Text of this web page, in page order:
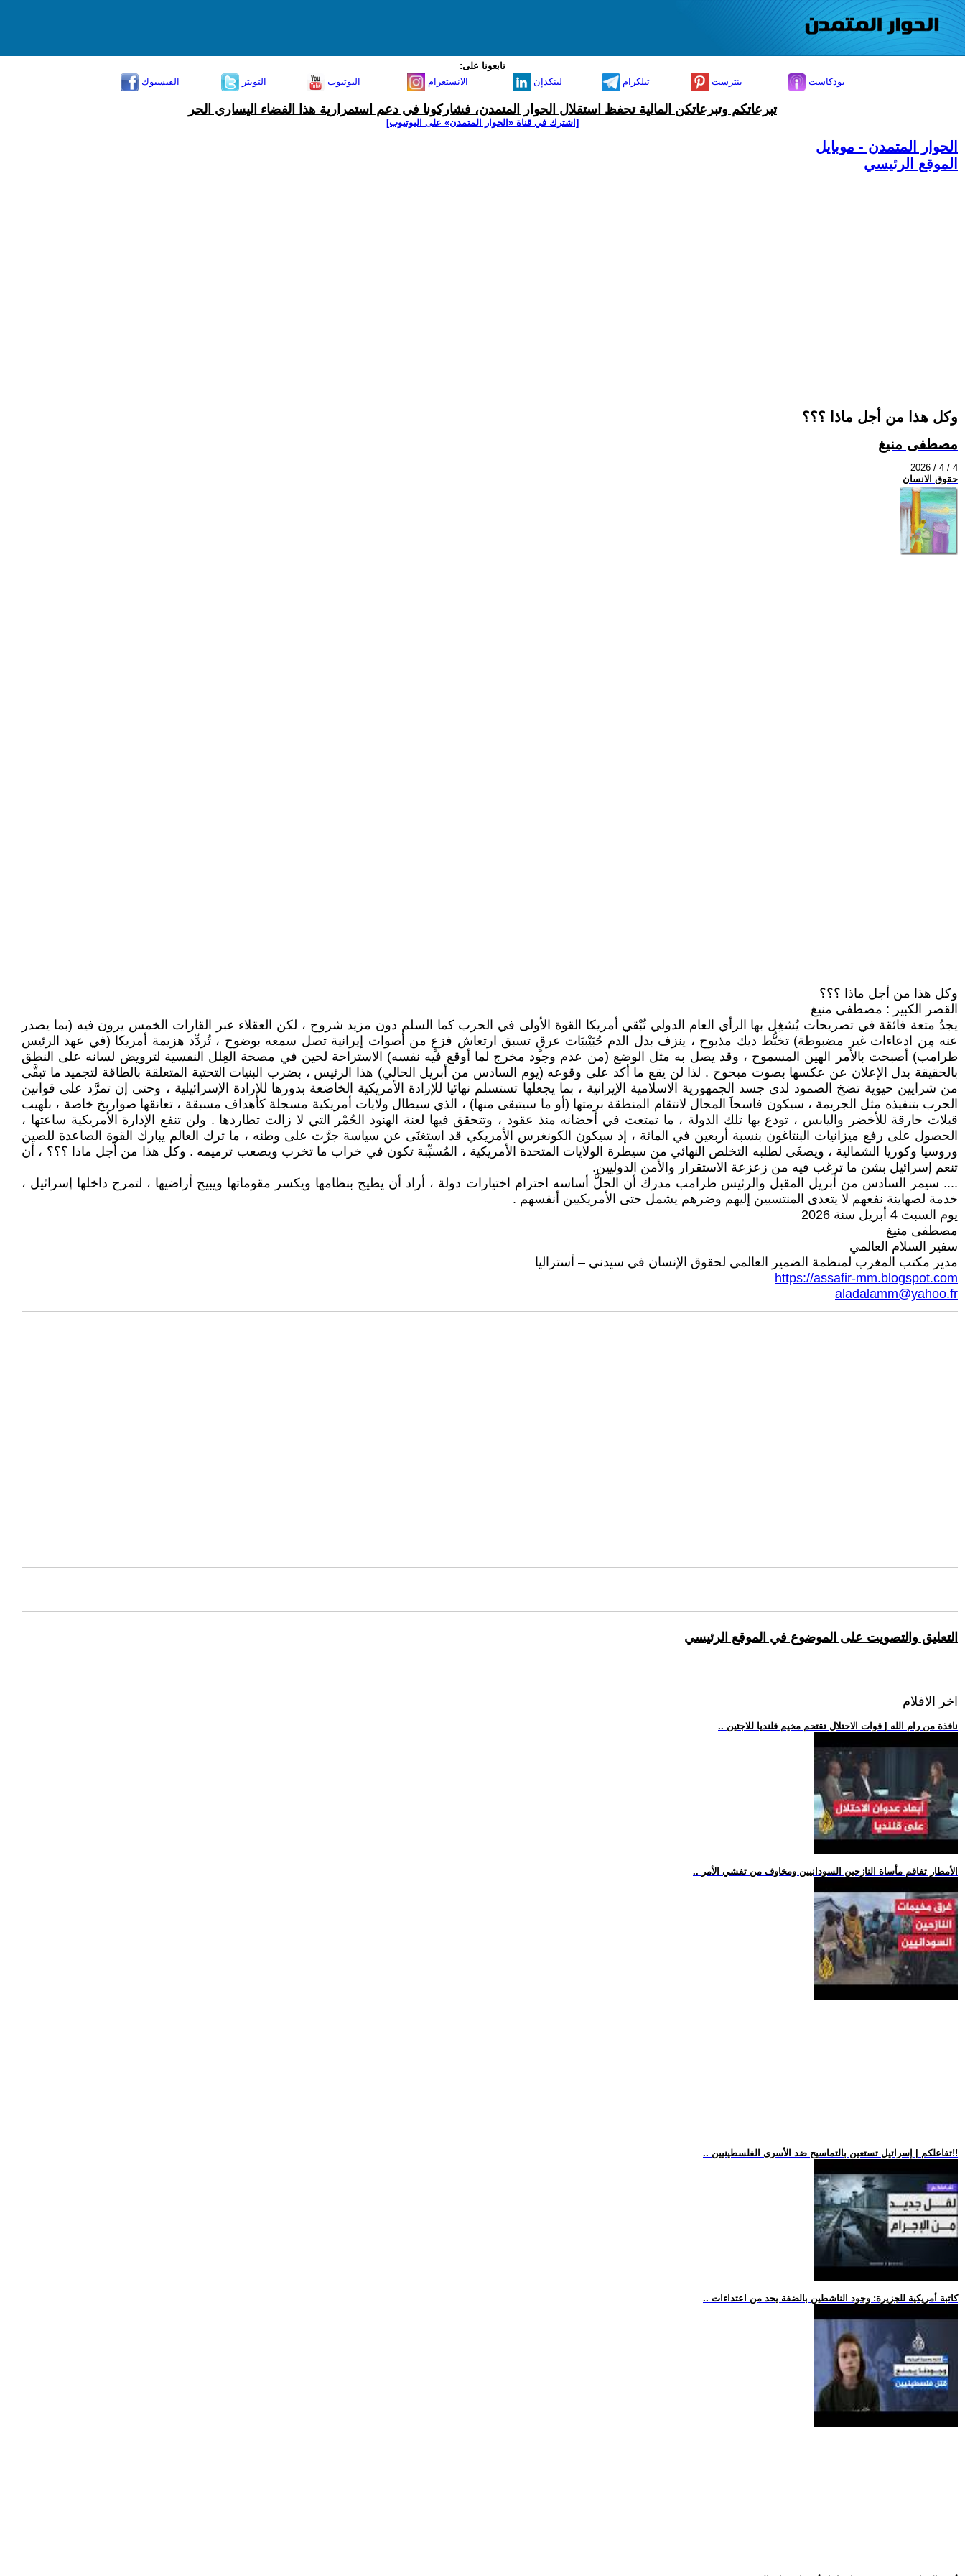
تابعونا على:
الفيسبوك
التويتر اليوتيوب الانستغرام لينكدإن تيلكرام بنترست بودكاست
تبرعاتكم وتبرعاتكن المالية تحفظ استقلال الحوار المتمدن، فشاركونا في دعم استمرارية هذا الفضاء اليساري الحر
[اشترك في قناة ‫«الحوار المتمدن» على اليوتيوب]
الحوار المتمدن - موبايل
الموقع الرئيسي
وكل هذا من أجل ماذا ؟؟؟
مصطفى منيغ
2026 / 4 / 4
حقوق الانسان
وكل هذا من أجل ماذا ؟؟؟
القصر الكبير : مصطفى منيغ
يجدُ متعة فائقة في تصريحات يُشغِل بها الرأي العام الدولي تُبْقي أمريكا القوة الأولى في الحرب كما السلم دون مزيد شروح ، لكن العقلاء عبر القارات الخمس يرون فيه (بما يصدر
عنه مِن ادعاءات غير مضبوطة) تخبُّط ديك مذبوح ، ينزف بدل الدم حُبَيْببَات عرقٍ تسبق ارتعاش فزعٍ من أصوات إيرانية تصل سمعه بوضوح ، تُردِّد هزيمة أمريكا (في عهد الرئيس
طرامب) أصبحت بالأمر الهين المسموح ، وقد يصل به مثل الوضع (من عدم وجود مخرج لما أوقع فيه نفسه) الاستراحة لحين في مصحة العِلل النفسية لترويض لسانه على النطق
بالحقيقة بدل الإعلان عن عكسها بصوت مبحوح . لذا لن يقع ما أكد على وقوعه (يوم السادس من أبريل الحالي) هذا الرئيس ، بضرب البنيات التحتية المتعلقة بالطاقة لتجميد ما تبقَّى
من شرايين حيوية تضخ الصمود لدى جسد الجمهورية الاسلامية الإيرانية ، بما يجعلها تستسلم نهائيا للإرادة الأمريكية الخاضعة بدورها للإرادة الإسرائيلية ، وحتى إن تمرَّد على قوانين
الحرب بتنفيذه مثل الجريمة ، سيكون فاسحاَ المجال لانتقام المنطقة برمتها (أو ما سيتبقى منها) ، الذي سيطال ولايات أمريكية مسجلة كأهداف مسبقة ، تعانقها صواريخ خاصة ، بلهيب
قبلات حارقة للأخضر واليابس ، تودع بها تلك الدولة ، ما تمتعت في أحضانه منذ عقود ، وتتحقق فيها لعنة الهنود الحُمْر التي لا زالت تطاردها . ولن تنفع الإدارة الأمريكية ساعتها ،
الحصول على رفع ميزانيات البنتاغون بنسبة أربعين في المائة ، إذ سيكون الكونغرس الأمريكي قد استغنَى عن سياسة جرَّت على وطنه ، ما ترك العالم يبارك القوة الصاعدة للصين
وروسيا وكوريا الشمالية ، ويصغَى لطلبه التخلص النهائي من سيطرة الولايات المتحدة الأمريكية ، المُسبِّبة تكون في خراب ما تخرب ويصعب ترميمه . وكل هذا من أجل ماذا ؟؟؟ ، أن
تنعم إسرائيل بشن ما ترغب فيه من زعزعة الاستقرار والأمن الدوليين.
.... سيمر السادس من أبريل المقبل والرئيس طرامب مدرك أن الحلَّ أساسه احترام اختيارات دولة ، أراد أن يطيح بنظامها ويكسر مقوماتها ويبيح أراضيها ، لتمرح داخلها إسرائيل ،
خدمة لصهاينة نفعهم لا يتعدى المنتسبين إليهم وضرهم يشمل حتى الأمريكيين أنفسهم .
يوم السبت 4 أبريل سنة 2026
مصطفى منيغ
سفير السلام العالمي
مدير مكتب المغرب لمنظمة الضمير العالمي لحقوق الإنسان في سيدني – أستراليا
https://assafir-mm.blogspot.com
aladalamm@yahoo.fr
التعليق والتصويت على الموضوع في الموقع الرئيسي
اخر الافلام
.. نافذة من رام الله | قوات الاحتلال تقتحم مخيم قلنديا للاجئين
.. الأمطار تفاقم مأساة النازحين السودانيين ومخاوف من تفشي الأمر
.. تفاعلكم | إسرائيل تستعين بالتماسيح ضد الأسرى الفلسطينيين!!
.. كاتبة أمريكية للجزيرة: وجود الناشطين بالضفة يحد من اعتداءات